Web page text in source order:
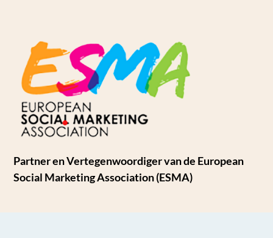
Partner en Vertegenwoordiger van de European
Social Marketing Association (ESMA)